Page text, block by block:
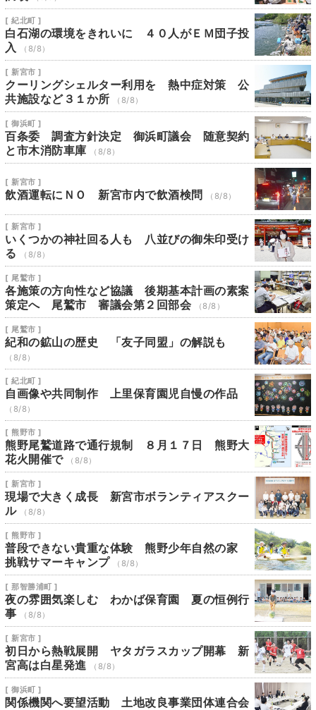
[ 紀北町 ]
白石湖の環境をきれいに ４０人がＥＭ団子投
入
（8/8）
[ 新宮市 ]
クーリングシェルター利用を 熱中症対策 公
共施設など３１か所
（8/8）
[ 御浜町 ]
百条委 調査方針決定 御浜町議会 随意契約
と市木消防車庫
（8/8）
[ 新宮市 ]
飲酒運転にＮＯ 新宮市内で飲酒検問 （8/8）
[ 新宮市 ]
いくつかの神社回る人も 八並びの御朱印受け
る
（8/8）
[ 尾鷲市 ]
各施策の方向性など協議 後期基本計画の素案
策定へ 尾鷲市 審議会第２回部会
（8/8）
[ 尾鷲市 ]
紀和の鉱山の歴史 「友子同盟」の解説も
（8/8）
[ 紀北町 ]
自画像や共同制作 上里保育園児自慢の作品
（8/8）
[ 熊野市 ]
熊野尾鷲道路で通行規制 ８月１７日 熊野大
花火開催で
（8/8）
[ 新宮市 ]
現場で大きく成長 新宮市ボランティアスクー
ル
（8/8）
[ 熊野市 ]
普段できない貴重な体験 熊野少年自然の家
挑戦サマーキャンプ
（8/8）
[ 那智勝浦町 ]
夜の雰囲気楽しむ わかば保育園 夏の恒例行
事
（8/8）
[ 新宮市 ]
初日から熱戦展開 ヤタガラスカップ開幕 新
宮高は白星発進
（8/8）
[ 御浜町 ]
関係機関へ要望活動 土地改良事業団体連合会